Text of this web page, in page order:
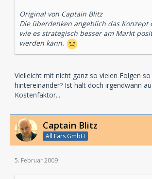
Original von Captain Blitz
Die überdenken angeblich das Konzept
wie es strategisch besser am Markt
werden kann.
Vielleicht mit nicht ganz so vielen Folgen so
hintereinander? Ist halt doch irgendwann
Kostenfaktor...
Captain Blitz
All Ears GmbH
5. Februar 2009